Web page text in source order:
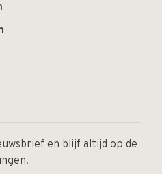
en blijf altijd op de